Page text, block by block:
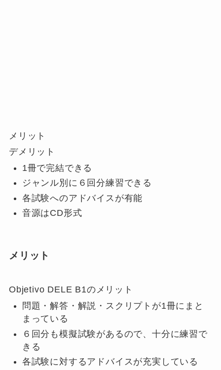
メリット
デメリット
1冊で完結できる
ジャンル別に６回分練習できる
各試験へのアドバイスが有能
音源はCD形式
メリット
Objetivo DELE B1のメリット
問題・解答・解説・スクリプトが1冊にまと
まっている
６回分も模擬試験があるので、十分に練習で
きる
各試験に対するアドバイスが充実している